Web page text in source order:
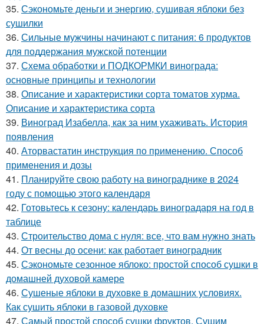
35. Сэкономьте деньги и энергию, сушивая яблоки без
сушилки
36. Сильные мужчины начинают с питания: 6 продуктов
для поддержания мужской потенции
37. Схема обработки и ПОДКОРМКИ винограда:
основные принципы и технологии
38. Описание и характеристики сорта томатов хурма.
Описание и характеристика сорта
39. Виноград Изабелла, как за ним ухаживать. История
появления
40. Аторвастатин инструкция по применению. Способ
применения и дозы
41. Планируйте свою работу на винограднике в 2024
году с помощью этого календаря
42. Готовьтесь к сезону: календарь виноградаря на год в
таблице
43. Строительство дома с нуля: все, что вам нужно знать
44. От весны до осени: как работает виноградник
45. Сэкономьте сезонное яблоко: простой способ сушки в
домашней духовой камере
46. Сушеные яблоки в духовке в домашних условиях.
Как сушить яблоки в газовой духовке
47. Самый простой способ сушки фруктов. Сушим